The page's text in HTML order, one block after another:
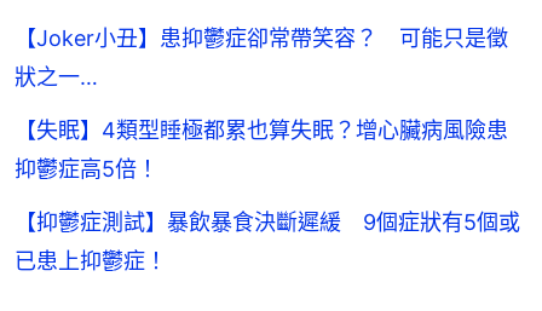
【Joker小丑】患抑鬱症卻常帶笑容？ 可能只是徵
狀之一…
【失眠】4類型睡極都累也算失眠？增心臟病風險患
抑鬱症高5倍！
【抑鬱症測試】暴飲暴食決斷遲緩 9個症狀有5個或
已患上抑鬱症！